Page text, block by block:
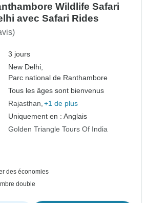
Wildlife Safari
avec Safari Rides
3 jours
New Delhi,
Parc national de Ranthambore
Tous les âges sont bienvenus
Rajasthan +1 de plus
Uniquement en : Anglais
Golden Triangle Tours Of India
des économies
double